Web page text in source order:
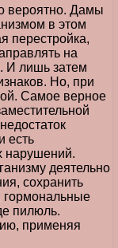
вероятно. Дамы
в этом
перестройка,
на
И лишь затем
Но, при
Самое верное
есть
нарушений.
деятельно
сохранить
гормональные
пилюль.
применяя